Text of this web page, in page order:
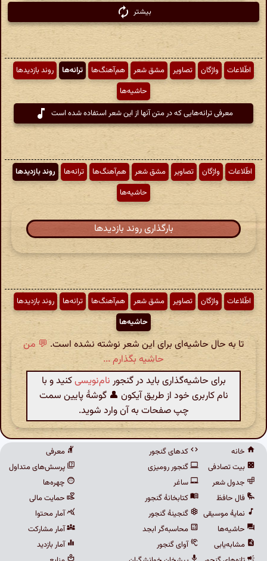
بیشتر
اطّلاعات واژگان تصاویر مشق شعر هم‌آهنگ‌ها ترانه‌ها
روند بازدیدها
حاشیه‌ها
معرفی ترانه‌هایی که در متن آنها از این شعر استفاده شده است
اطّلاعات واژگان تصاویر مشق شعر هم‌آهنگ‌ها ترانه‌ها
روند بازدیدها
حاشیه‌ها
بارگذاری روند بازدیدها
اطّلاعات واژگان تصاویر مشق شعر هم‌آهنگ‌ها ترانه‌ها
روند بازدیدها
حاشیه‌ها
تا به حال حاشیه‌ای برای این شعر نوشته نشده است.💬 من
حاشیه بگذارم ...
برای حاشیه‌گذاری باید در گنجور نام‌نویسیکنید و با
نام کاربری خود از طریق آیکون 👤 گوشهٔ پایین سمت
چپ صفحات به آن وارد شوید.
خانه
بیت تصادفی
جدول شعر
فال حافظ
نمایهٔ موسیقی
حاشیه‌ها
مشابه‌یابی
کدهای گنجور
گنجور رومیزی
ساغر
کتابخانهٔ گنجور
گنجینهٔ گنجور
محاسبه‌گر ابجد
آوای گنجور
معرفی
پرسش‌های متداول
چهره‌ها
حمایت مالی
آمار محتوا
آمار مشارکت
آمار بازدید